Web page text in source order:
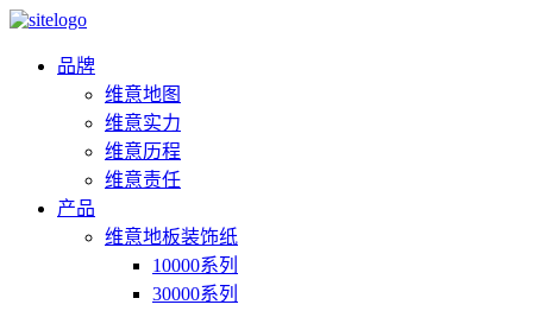
品牌
维意地图
维意实力
维意历程
维意责任
产品
维意地板装饰纸
10000系列
30000系列